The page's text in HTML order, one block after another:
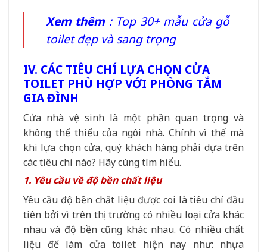
Xem thêm: Top 30+ mẫu cửa gỗ
toilet đẹp và sang trọng
IV. CÁC TIÊU CHÍ LỰA CHỌN CỬA
TOILET PHÙ HỢP VỚI PHÒNG TẮM
GIA ĐÌNH
Cửa nhà vệ sinh là một phần quan trọng và
không thể thiếu của ngôi nhà. Chính vì thế mà
khi lựa chọn cửa, quý khách hàng phải dựa trên
các tiêu chí nào? Hãy cùng tìm hiểu.
1. Yêu cầu về độ bền chất liệu
Yêu cầu độ bền chất liệu được coi là tiêu chí đầu
tiên bởi vì trên thị trường có nhiều loại cửa khác
nhau và độ bền cũng khác nhau. Có nhiều chất
liệu để làm cửa toilet hiện nay như: nhựa